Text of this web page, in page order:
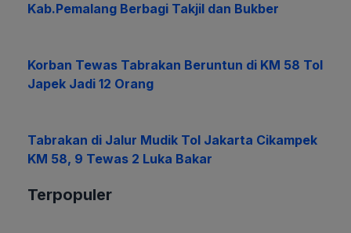
Kab.Pemalang Berbagi Takjil dan Bukber
Korban Tewas Tabrakan Beruntun di KM 58 Tol
Japek Jadi 12 Orang
Tabrakan di Jalur Mudik Tol Jakarta Cikampek
KM 58, 9 Tewas 2 Luka Bakar
Terpopuler